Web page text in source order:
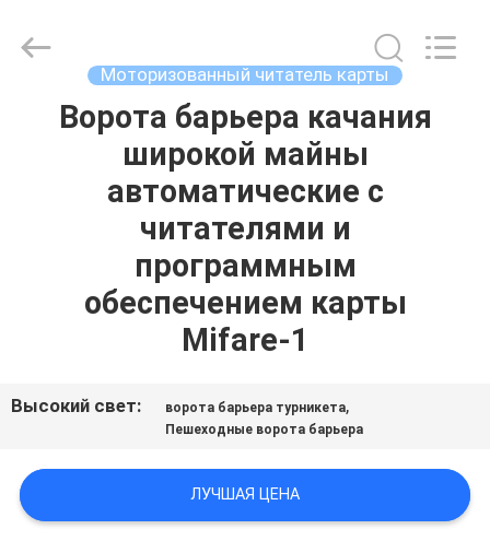
ДОМ
ПРОДУКТЫ
ПУТЕШЕСТВИЕ
ФАБРИКИ
ПРОВЕРКА
КАЧЕСТВА
Online
Market.
Моторизованный читатель карты
Ворота барьера качания
широкой майны
автоматические с
читателями и
программным
обеспечением карты
Mifare-1
Высокий свет: ворота барьера турникета,
Пешеходные ворота барьера
ЛУЧШАЯ ЦЕНА